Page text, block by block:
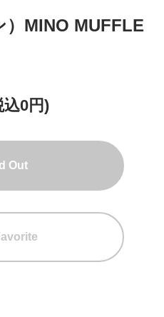
MINO MUFFLE
込0円)
Out